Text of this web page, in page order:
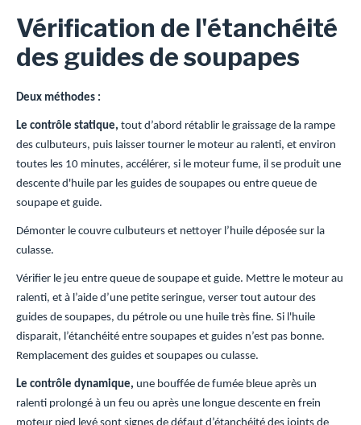
Vérification de l'étanchéité
des guides de soupapes
Deux méthodes :
Le contrôle statique, tout d’abord rétablir le graissage de la rampe
des culbuteurs, puis laisser tourner le moteur au ralenti, et environ
toutes les 10 minutes, accélérer, si le moteur fume, il se produit une
descente d'huile par les guides de soupapes ou entre queue de
soupape et guide.
Démonter le couvre culbuteurs et nettoyer l’huile déposée sur la
culasse.
Vérifier le jeu entre queue de soupape et guide. Mettre le moteur au
ralenti, et à l’aide d’une petite seringue, verser tout autour des
guides de soupapes, du pétrole ou une huile très fine. Si l'huile
disparait, l’étanchéité entre soupapes et guides n’est pas bonne.
Remplacement des guides et soupapes ou culasse.
Le contrôle dynamique, une bouffée de fumée bleue après un
ralenti prolongé à un feu ou après une longue descente en frein